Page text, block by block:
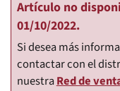
Artículo no
01/10/2022.
Si desea más
contactar con el
nuestraRed de